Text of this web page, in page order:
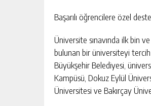
Başarılı öğrencilere özel
Üniversite sınavında ilk bin
bulunan bir üniversiteyi
Büyükşehir Belediyesi,
Kampüsü, Dokuz Eylül
Üniversitesi ve Bakırçay